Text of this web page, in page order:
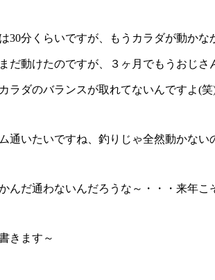
30分くらいですが、もうカラダが動かな
だ動けたのですが、３ヶ月でもうおじさ
ラダのバランスが取れてないんですよ(笑
通いたいですね、釣りじゃ全然動かな
んだ通わないんだろうな～・・・来年こ
きます～